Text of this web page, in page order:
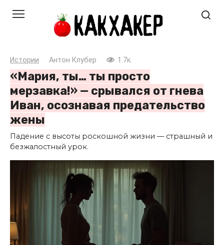
Истории Антон Клубер 1.7к.
«Мария, ты… ты просто
мерзавка!» — срывался от гнева
Иван, осознавая предательство
жены
Падение с высоты роскошной жизни — страшный и
безжалостный урок.